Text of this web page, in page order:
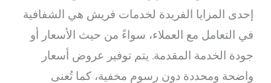
إحدى المزايا الفريدة لخدمات فريش هي الشفافية
في التعامل مع العملاء، سواءً من حيث الأسعار أو
جودة الخدمة المقدمة. يتم توفير عروض أسعار
واضحة ومحددة دون رسوم مخفية، كما تُعنى